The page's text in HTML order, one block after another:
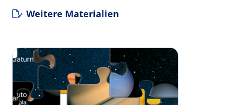
Weitere Materialien